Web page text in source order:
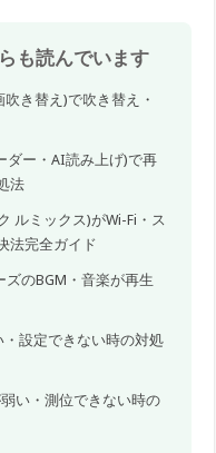
も読んでいます
き替え)で吹き替え・
ダー・AI読み上げ)で再
法
ルミックス)がWi-Fi・ス
法完全ガイド
のBGM・音楽が再生
設定できない時の対処
い・測位できない時の